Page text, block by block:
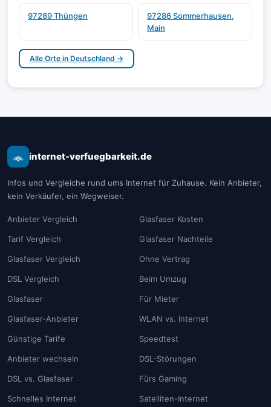
97289 Thüngen
97286 Sommerhausen,
Main
Alle Orte in Deutschland →
internet-verfuegbarkeit.de
Infos und Vergleiche rund ums Internet für Zuhause. Kein Anbieter,
kein Verkäufer, ein Wegweiser.
Anbieter Vergleich
Tarif Vergleich
Glasfaser Vergleich
DSL Vergleich
Glasfaser
Glasfaser-Anbieter
Günstige Tarife
Anbieter wechseln
DSL vs. Glasfaser
Schnelles Internet
Glasfaser Kosten
Glasfaser Nachteile
Ohne Vertrag
Beim Umzug
Für Mieter
WLAN vs. Internet
Speedtest
DSL-Störungen
Fürs Gaming
Satelliten-Internet